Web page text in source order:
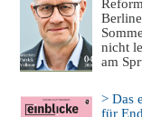
nicht
am
> Das
für